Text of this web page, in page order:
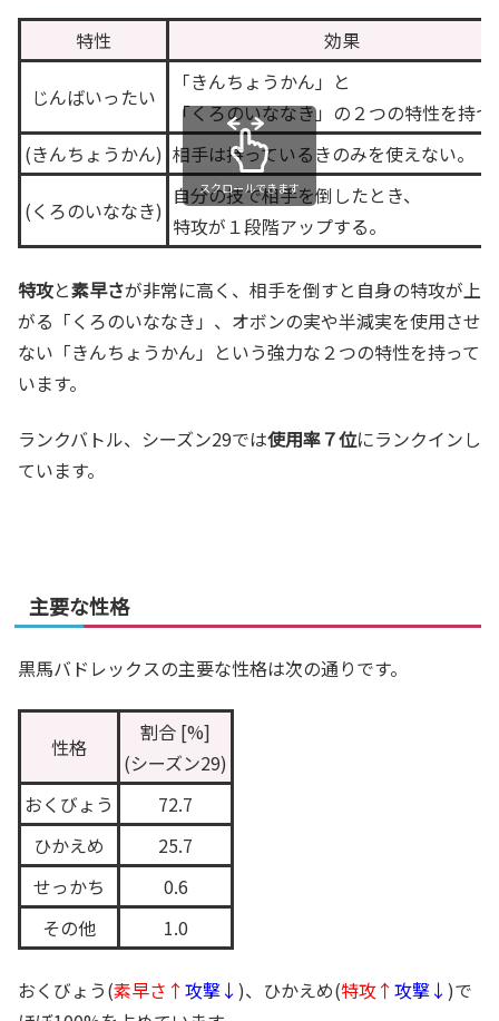
特性 効果
じんばいったい
「きんちょうかん」と
「くろのいななき」の２つの特性を持つ
(きんちょうかん) 相手は持っているきのみを使えない。
(くろのいななき)
自分の技で相手を倒したとき、
特攻が１段階アップする。
スクロールできます
特攻と素早さが非常に高く、相手を倒すと自身の特攻が上
がる「くろのいななき」、オボンの実や半減実を使用させ
ない「きんちょうかん」という強力な２つの特性を持って
います。
ランクバトル、シーズン29では使用率７位にランクインし
ています。
主要な性格
黒馬バドレックスの主要な性格は次の通りです。
性格
割合 [%]
(シーズン29)
おくびょう
72.7
ひかえめ
25.7
せっかち
0.6
その他
1.0
おくびょう(素早さ↑攻撃↓ )、ひかえめ(特攻↑攻撃↓ )で